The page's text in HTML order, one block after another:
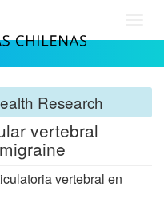
Research
vertebral
vertebral en